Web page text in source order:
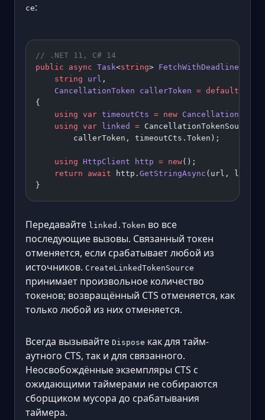
ce:
// .NET 11, C# 14
public async Task<string> FetchWithDeadlineAsync
    string
url ,
    CancellationToken
callerToken = default
{
    using
var timeoutCts = new
    using
var linked = CancellationTokenSource.
        callerToken, timeoutCts.Token);
    using
HttpClient http = new();
    return
await http. GetStringAsync (url,
}
Передавайте linked.Token во все
последующие вызовы. Связанный токен
отменяется, если срабатывает любой из
источников. CreateLinkedTokenSource
принимает произвольное количество
токенов; возвращённый CTS отменяется, как
только любой из них отменяется.
Всегда вызывайте Dispose как для тайм-
аутного CTS, так и для связанного.
Неосвобождённые экземпляры CTS с
ожидающими таймерами не собираются
сборщиком мусора до срабатывания
таймера.